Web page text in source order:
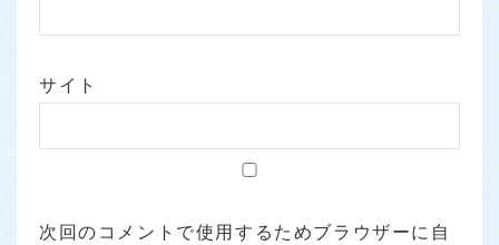
サイト
次回のコメントで使用するためブラウザーに自